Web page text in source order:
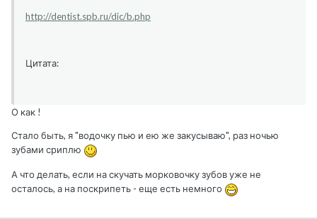
http://dentist.spb.ru/dic/b.php
Цитата:
О как !
Стало быть, я "водочку пью и ею же закусываю", раз ночью
зубами сриплю
А что делать, если на скучать морковочку зубов уже не
осталось, а на поскрипеть - еще есть немного